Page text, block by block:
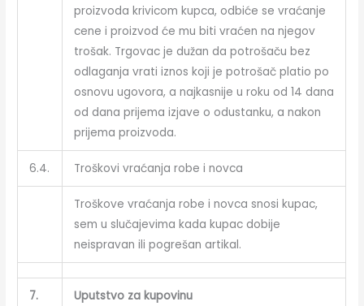
proizvoda krivicom kupca, odbiće se vraćanje
cene i proizvod će mu biti vraćen na njegov
trošak. Trgovac je dužan da potrošaču bez
odlaganja vrati iznos koji je potrošač platio po
osnovu ugovora, a najkasnije u roku od 14 dana
od dana prijema izjave o odustanku, a nakon
prijema proizvoda.
6.4. Troškovi vraćanja robe i novca
Troškove vraćanja robe i novca snosi kupac,
sem u slučajevima kada kupac dobije
neispravan ili pogrešan artikal.
7. Uputstvo za kupovinu